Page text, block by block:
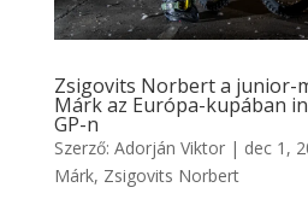
Zsigovits Norbert a junior-
Márk az Európa-kupában
GP-n
Szerző: Adorján Viktor| dec 1,
Márk, Zsigovits Norbert